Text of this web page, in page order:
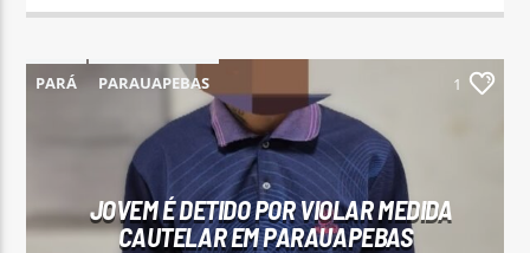
PARÁ PARAUAPEBAS 1
JOVEM É DETIDO POR VIOLAR MEDIDA
CAUTELAR EM PARAUAPEBAS